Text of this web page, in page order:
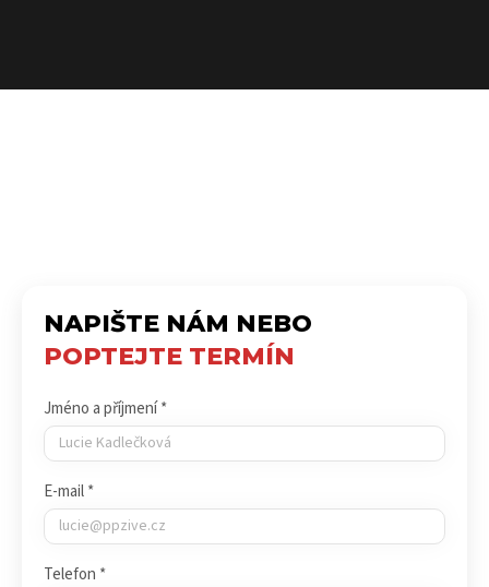
NAPIŠTE NÁM NEBO
POPTEJTE TERMÍN
Jméno a příjmení *
E-mail *
Telefon *